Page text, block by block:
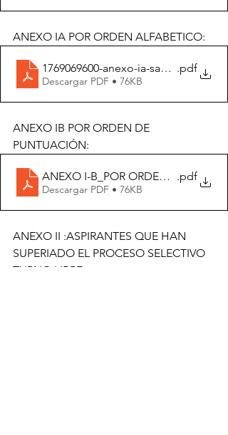
ANEXO IA POR ORDEN ALFABETICO:
1769069600-anexo-ia- .pdf
Descargar PDF • 76KB
ANEXO IB POR ORDEN DE
PUNTUACIÓN:
ANEXO I-B_POR ORDEN .pdf
Descargar PDF • 76KB
ANEXO II :ASPIRANTES QUE HAN
SUPERIADO EL PROCESO SELECTIVO
TURNO LIBRE: